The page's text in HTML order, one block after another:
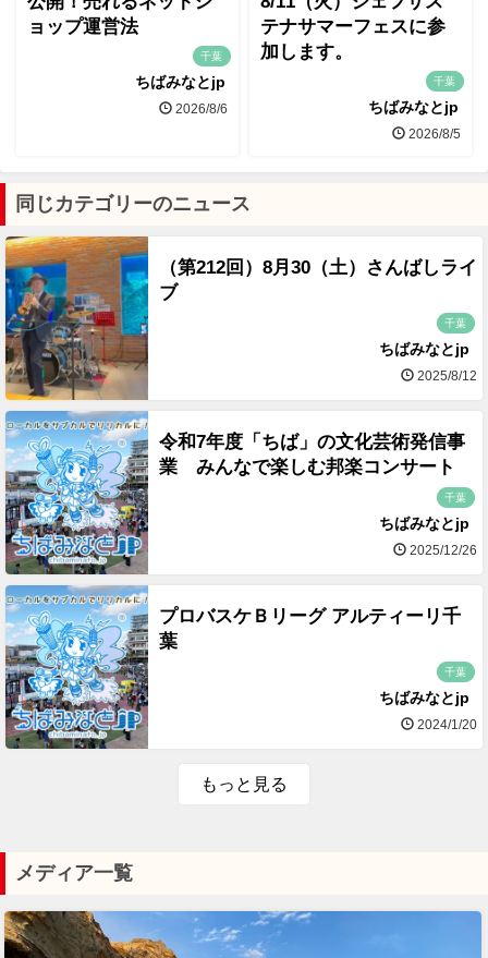
ョップ運営法
千葉
ちばみなとjp
2026/8/6
テナサマーフェスに参
加します。
千葉
ちばみなとjp
2026/8/5
同じカテゴリーのニュース
（第212回）8月30（土）さんばしライ
ブ
千葉
ちばみなとjp
2025/8/12
令和7年度「ちば」の文化芸術発信事
業 みんなで楽しむ邦楽コンサート
千葉
ちばみなとjp
2025/12/26
プロバスケＢリーグ アルティーリ千
葉
千葉
ちばみなとjp
2024/1/20
もっと見る
メディア一覧